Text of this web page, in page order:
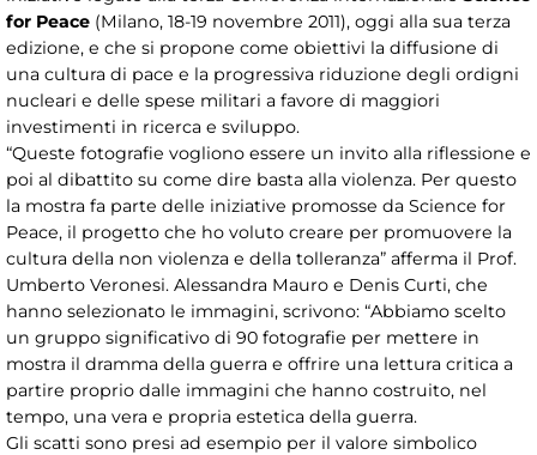
for Peace (Milano, 18-19 novembre 2011), oggi alla sua terza
edizione, e che si propone come obiettivi la diffusione di
una cultura di pace e la progressiva riduzione degli ordigni
nucleari e delle spese militari a favore di maggiori
investimenti in ricerca e sviluppo.
“Queste fotografie vogliono essere un invito alla riflessione e
poi al dibattito su come dire basta alla violenza. Per questo
la mostra fa parte delle iniziative promosse da Science for
Peace, il progetto che ho voluto creare per promuovere la
cultura della non violenza e della tolleranza” afferma il Prof.
Umberto Veronesi. Alessandra Mauro e Denis Curti, che
hanno selezionato le immagini, scrivono: “Abbiamo scelto
un gruppo significativo di 90 fotografie per mettere in
mostra il dramma della guerra e offrire una lettura critica a
partire proprio dalle immagini che hanno costruito, nel
tempo, una vera e propria estetica della guerra.
Gli scatti sono presi ad esempio per il valore simbolico